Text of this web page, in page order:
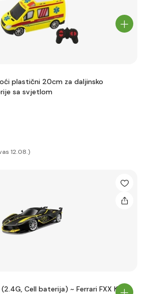
plastični 20cm za daljinsko
sa svjetlom
12.08.)
Cell baterija) ~ Ferrari FXX K,